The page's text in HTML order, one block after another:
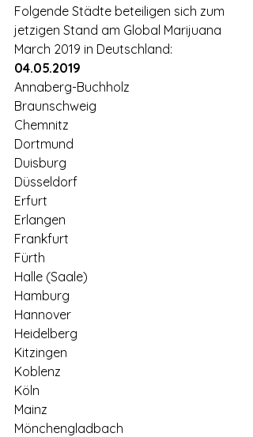
Folgende Städte beteiligen sich zum
jetzigen Stand am Global Marijuana
March 2019 in Deutschland:
04.05.2019
Annaberg-Buchholz
Braunschweig
Chemnitz
Dortmund
Duisburg
Düsseldorf
Erfurt
Erlangen
Frankfurt
Fürth
Halle (Saale)
Hamburg
Hannover
Heidelberg
Kitzingen
Koblenz
Köln
Mainz
Mönchengladbach